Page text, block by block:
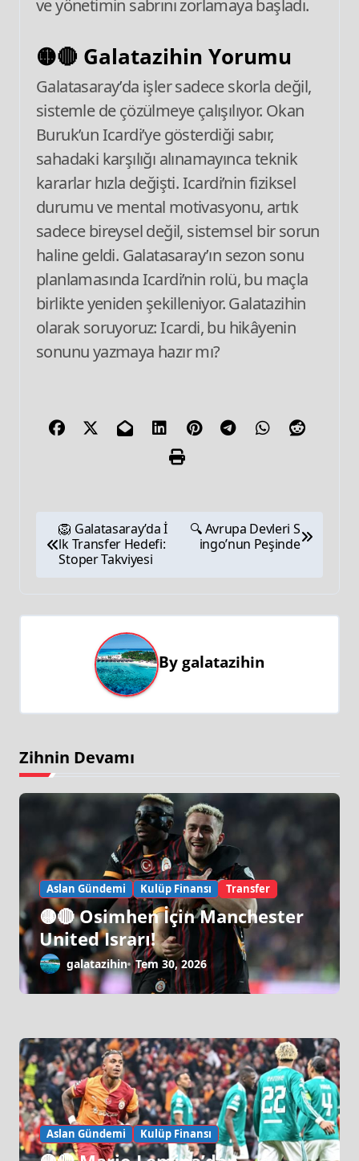
ve yönetimin sabrını zorlamaya başladı.
🟡🔴 Galatazihin Yorumu
Galatasaray’da işler sadece skorla değil,
sistemle de çözülmeye çalışılıyor. Okan
Buruk’un Icardi’ye gösterdiği sabır,
sahadaki karşılığı alınamayınca teknik
kararlar hızla değişti. Icardi’nin fiziksel
durumu ve mental motivasyonu, artık
sadece bireysel değil, sistemsel bir sorun
haline geldi. Galatasaray’ın sezon sonu
planlamasında Icardi’nin rolü, bu maçla
birlikte yeniden şekilleniyor. Galatazihin
olarak soruyoruz: Icardi, bu hikâyenin
sonunu yazmaya hazır mı?
🦁 Galatasaray’da İ
lk Transfer Hedefi:
Stoper Takviyesi
🔍 Avrupa Devleri S
ingo’nun Peşinde
Bygalatazihin
Zihnin Devamı
Aslan Gündemi Kulüp Finansı Transfer
🟡🔴 Osimhen İçin Manchester
United Israrı!
galatazihin Tem 30, 2026
Aslan Gündemi Kulüp Finansı